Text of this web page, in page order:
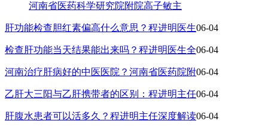
河南省医药科学研究院附院高子敏主
肝功能检查胆红素偏高什么意思？程进明医生06-04
检查肝功能当天结果能出来吗？程进明医生全06-04
河南治疗肝病好的中医医院？河南省医药院附06-04
乙肝大三阳与乙肝携带者的区别：程进明主任06-04
肝腹水患者可以活多久？程进明主任深度解读06-04